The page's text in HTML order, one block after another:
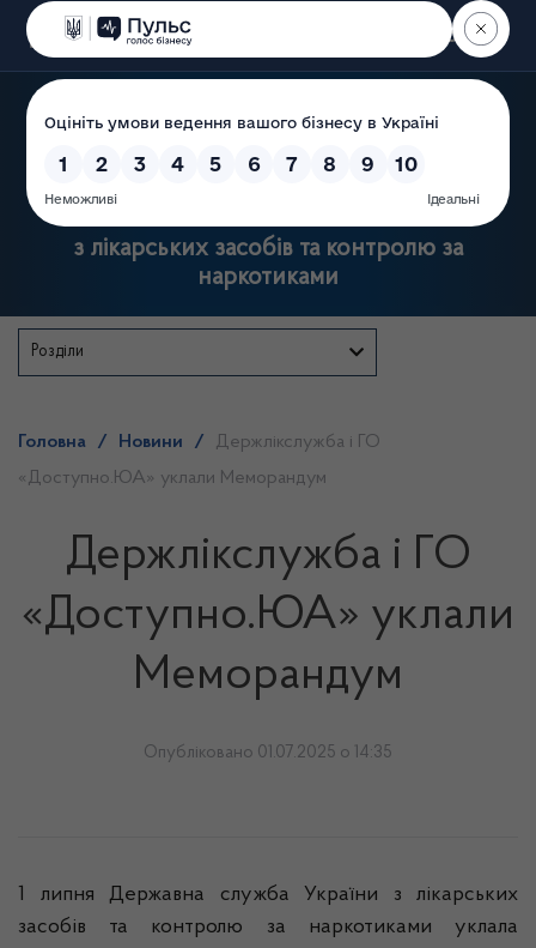
Пошук
Державна служба України
з лікарських засобів та контролю за
наркотиками
Розділи
Головна / Новини /
Держлікслужба і ГО
«Доступно.ЮА» уклали Меморандум
Держлікслужба і ГО
«Доступно.ЮА» уклали
Меморандум
Опубліковано 01.07.2025 о 14:35
1 липня Державна служба України з лікарських
засобів та контролю за наркотиками уклала